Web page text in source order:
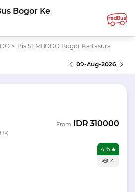
Bogor Ke
> Bis SEMBODO Bogor Kartasura
09-Aug-2026
From IDR 310000
4.6
4